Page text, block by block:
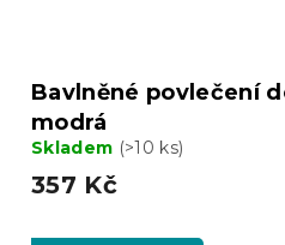
Bavlněné povlečení
modrá
Skladem (>10 ks)
357 Kč